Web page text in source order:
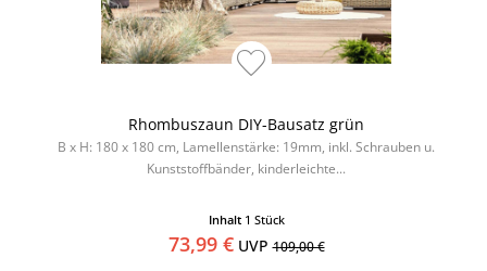
Rhombuszaun DIY-Bausatz grün
B x H: 180 x 180 cm, Lamellenstärke: 19mm, inkl. Schrauben u.
Kunststoffbänder, kinderleichte...
Inhalt 1 Stück
73,99 €UVP109,00 €